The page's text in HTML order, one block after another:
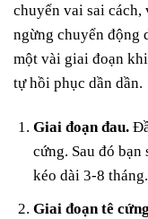
chuyển vai sai cách,
ngừng chuyển động
một vài giai đoạn
tự hồi phục dần dần.
Giai đoạn đau.
cứng. Sau đó
kéo dài 3-8 tháng.
Giai đoạn tê